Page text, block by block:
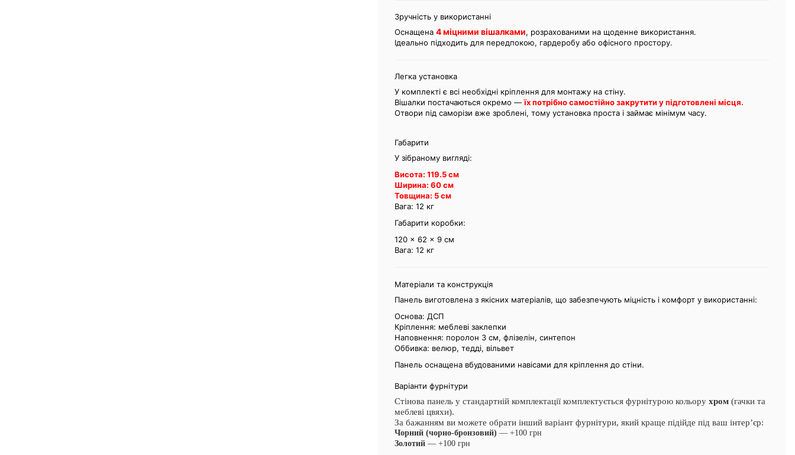
Зручність у використанні
Оснащена4 міцними вішалками, розрахованими на щоденне використання.
Ідеально підходить для передпокою, гардеробу або офісного простору.
Легка установка
У комплекті є всі необхідні кріплення для монтажу на стіну.
Вішалки постачаються окремо —їх потрібно самостійно закрутити у підготовлені місця.
Отвори під саморізи вже зроблені, тому установка проста і займає мінімум часу.
Габарити
У зібраному вигляді:
Висота: 119.5 см
Ширина: 60 см
Товщина: 5 см
Вага: 12 кг
Габарити коробки:
120 × 62 × 9 см
Вага: 12 кг
Матеріали та конструкція
Панель виготовлена з якісних матеріалів, що забезпечують міцність і комфорт у використанні:
Основа: ДСП
Кріплення: меблеві заклепки
Наповнення: поролон 3 см, флізелін, синтепон
Оббивка: велюр, тедді, вільвет
Панель оснащена вбудованими навісами для кріплення до стіни.
Варіанти фурнітури
Стінова панель у стандартній комплектації комплектується фурнітурою кольорухром (гачки та
меблеві цвяхи).
За бажанням ви можете обрати інший варіант фурнітури, який краще підійде під ваш інтер’єр:
Чорний (чорно-бронзовий) — +100 грн
Золотий — +100 грн